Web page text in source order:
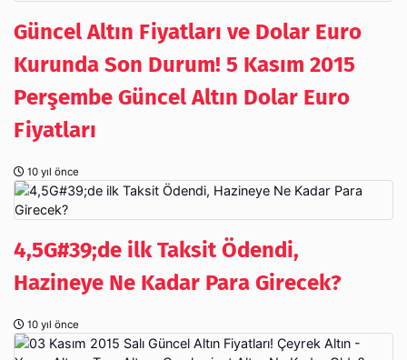
Güncel Altın Fiyatları ve Dolar Euro
Kurunda Son Durum! 5 Kasım 2015
Perşembe Güncel Altın Dolar Euro
Fiyatları
10 yıl önce
4,5G#39;de ilk Taksit Ödendi,
Hazineye Ne Kadar Para Girecek?
10 yıl önce